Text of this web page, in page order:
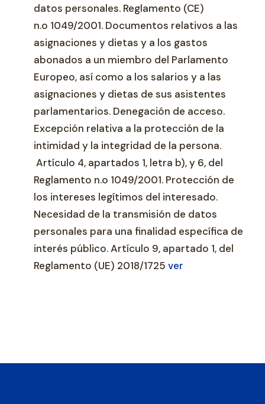
datos personales. Reglamento (CE)
n.o 1049/2001. Documentos relativos a las
asignaciones y dietas y a los gastos
abonados a un miembro del Parlamento
Europeo, así como a los salarios y a las
asignaciones y dietas de sus asistentes
parlamentarios. Denegación de acceso.
Excepción relativa a la protección de la
intimidad y la integridad de la persona.
Artículo 4, apartados 1, letra b), y 6, del
Reglamento n.o 1049/2001. Protección de
los intereses legítimos del interesado.
Necesidad de la transmisión de datos
personales para una finalidad específica de
interés público. Artículo 9, apartado 1, del
Reglamento (UE) 2018/1725 ver